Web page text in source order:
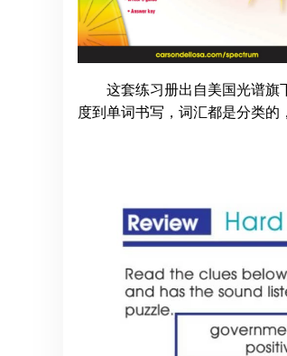
这套练习册出自美国光谱
度到单词书写，词汇都是分类的